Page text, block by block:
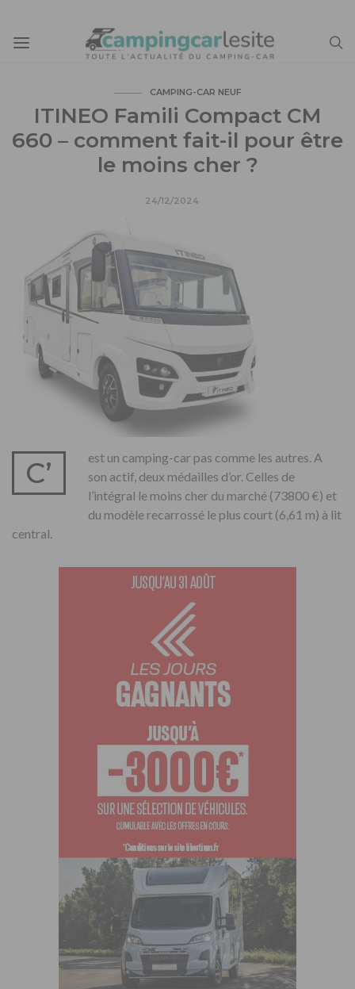
CAMPING-CAR NEUF
ITINEO Famili Compact CM
660 – comment fait-il pour être
le moins cher ?
24/12/2024
C’
est un camping-car pas comme les autres. A
son actif, deux médailles d’or. Celles de
l’intégral le moins cher du marché (73800 €) et
du modèle recarrossé le plus court (6,61 m) à lit
central.